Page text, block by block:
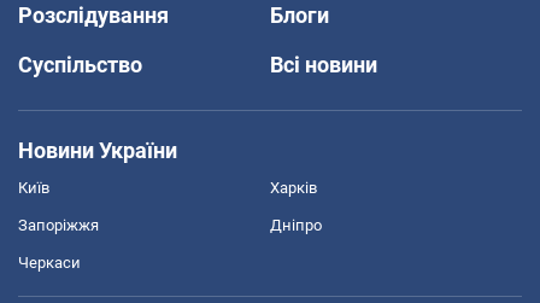
Розслідування
Блоги
Суспільство
Всі новини
Новини України
Київ Харків
Запоріжжя Дніпро
Черкаси